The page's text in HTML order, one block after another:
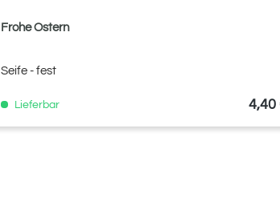
Frohe Ostern
Seife - fest
Lieferbar 4,40